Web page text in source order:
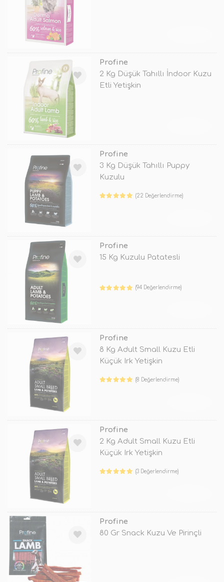
Profine
2 Kg Düşük Tahıllı İndoor Kuzu
Etli Yetişkin
Profine
3 Kg Düşük Tahıllı Puppy
Kuzulu
(22 Değerlendirme)
Profine
15 Kg Kuzulu Patatesli
(94 Değerlendirme)
Profine
8 Kg Adult Small Kuzu Etli
Küçük Irk Yetişkin
(8 Değerlendirme)
Profine
2 Kg Adult Small Kuzu Etli
Küçük Irk Yetişkin
(3 Değerlendirme)
Profine
80 Gr Snack Kuzu Ve Pirinçli